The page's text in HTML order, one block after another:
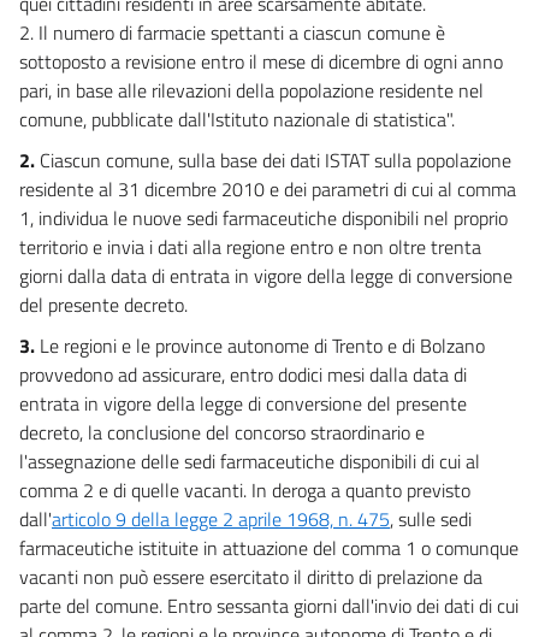
31
32
33
34
34 bis
34 ter
35
Capo VII
36
37
Capo VIII
Altre liberalizzazioni
38
39
40
40 bis
2. Il numero di farmacie spettanti a ciascun comune è
sottoposto a revisione entro il mese di dicembre di ogni anno
pari, in base alle rilevazioni della popolazione residente nel
comune, pubblicate dall'Istituto nazionale di statistica".
2. Ciascun comune, sulla base dei dati ISTAT sulla popolazione
residente al 31 dicembre 2010 e dei parametri di cui al comma
1, individua le nuove sedi farmaceutiche disponibili nel proprio
territorio e invia i dati alla regione entro e non oltre trenta
giorni dalla data di entrata in vigore della legge di conversione
del presente decreto.
3. Le regioni e le province autonome di Trento e di Bolzano
provvedono ad assicurare, entro dodici mesi dalla data di
entrata in vigore della legge di conversione del presente
decreto, la conclusione del concorso straordinario e
l'assegnazione delle sedi farmaceutiche disponibili di cui al
comma 2 e di quelle vacanti. In deroga a quanto previsto
dall'articolo 9 della legge 2 aprile 1968, n. 475, sulle sedi
farmaceutiche istituite in attuazione del comma 1 o comunque
vacanti non può essere esercitato il diritto di prelazione da
parte del comune. Entro sessanta giorni dall'invio dei dati di cui